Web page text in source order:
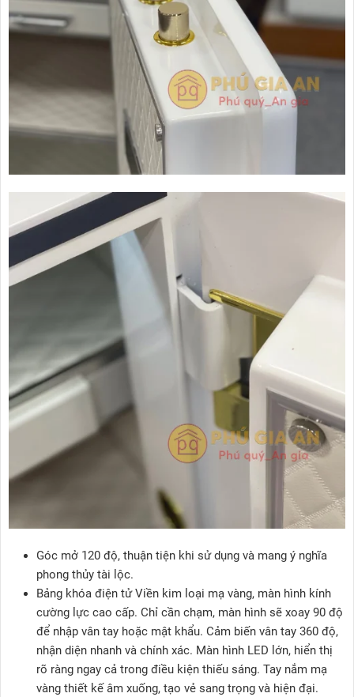
Góc mở 120 độ, thuận tiện khi sử dụng và mang ý nghĩa
phong thủy tài lộc.
Bảng khóa điện tử Viền kim loại mạ vàng, màn hình kính
cường lực cao cấp. Chỉ cần chạm, màn hình sẽ xoay 90 độ
để nhập vân tay hoặc mật khẩu. Cảm biến vân tay 360 độ,
nhận diện nhanh và chính xác. Màn hình LED lớn, hiển thị
rõ ràng ngay cả trong điều kiện thiếu sáng. Tay nắm mạ
vàng thiết kế âm xuống, tạo vẻ sang trọng và hiện đại.